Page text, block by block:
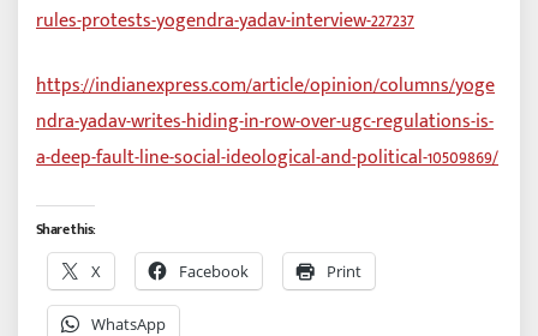
rules-protests-yogendra-yadav-interview-227237
https://indianexpress.com/article/opinion/columns/yoge
ndra-yadav-writes-hiding-in-row-over-ugc-regulations-is-
a-deep-fault-line-social-ideological-and-political-10509869/
Share this:
X Facebook Print
WhatsApp